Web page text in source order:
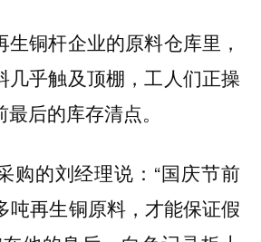
铜杆企业的原料仓库里，
几乎触及顶棚，工人们正操
后的库存清点。
购的刘经理说：“国庆节前
吨再生铜原料，才能保证假